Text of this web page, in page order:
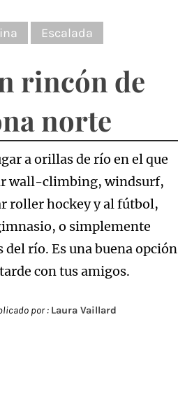
Escalada
rincón de
norte
a orillas de río en el que
wall-climbing, windsurf,
roller hockey y al fútbol,
o simplemente
río. Es una buena opción
con tus amigos.
por : Laura Vaillard